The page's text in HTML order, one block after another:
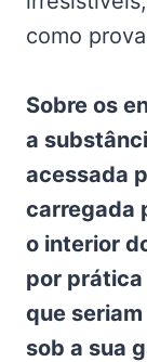
como
Sobre os
a
acessada
carregada
o interior
por prática
que
sob a sua